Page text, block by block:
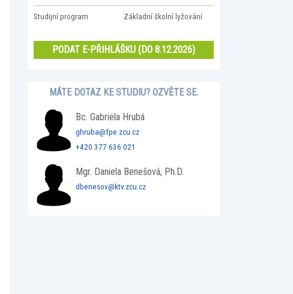
Studijní program Základní školní lyžování
PODAT E-PŘIHLÁŠKU (DO 8.12.2026)
MÁTE DOTAZ KE STUDIU? OZVĚTE SE.
Bc. Gabriela Hrubá
ghruba@fpe.zcu.cz
+420 377 636 021
Mgr. Daniela Benešová, Ph.D.
dbenesov@ktv.zcu.cz